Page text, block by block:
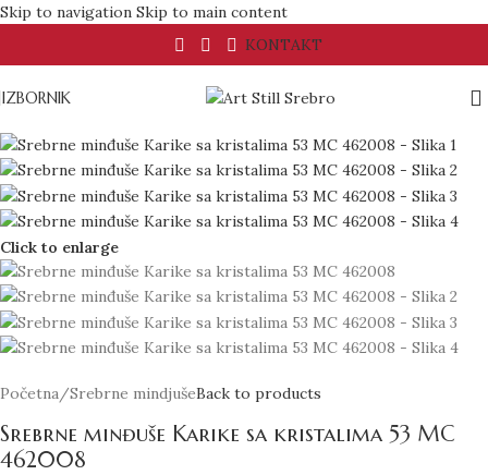
Skip to navigation Skip to main content
KONTAKT
IZBORNIK
Click to enlarge
Početna/Srebrne mindjušeBack to products
Srebrne minđuše Karike sa kristalima 53 MC
462008